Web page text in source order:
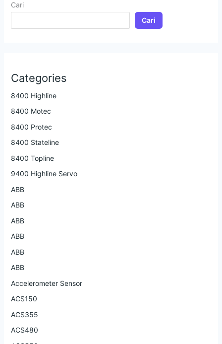
Cari
Cari
Categories
8400 Highline
8400 Motec
8400 Protec
8400 Stateline
8400 Topline
9400 Highline Servo
ABB
ABB
ABB
ABB
ABB
ABB
Accelerometer Sensor
ACS150
ACS355
ACS480